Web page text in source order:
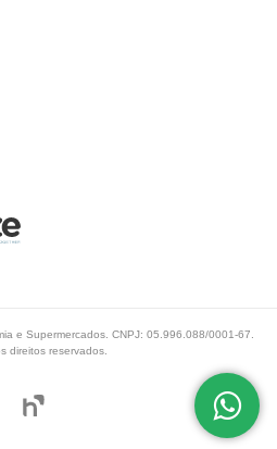
e Supermercados. CNPJ: 05.996.088/0001-67.
direitos reservados.